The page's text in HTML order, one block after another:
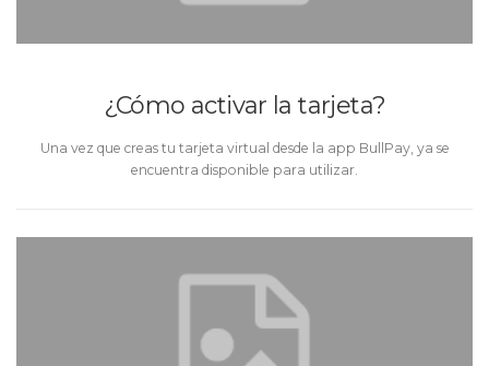
¿Cómo activar la tarjeta?
Una vez que creas tu tarjeta virtual desde la app BullPay, ya se
encuentra disponible para utilizar.